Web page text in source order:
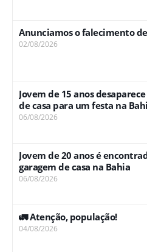
Anunciamos o falecimento
02/08/2026
Jovem de 15 anos
de casa para um festa na
06/08/2026
Jovem de 20 anos é
garagem de casa na Bahia
06/08/2026
🚛 Atenção, população!
04/08/2026